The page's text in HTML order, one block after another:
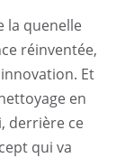
la quenelle
réinventée,
Et
en
derrière ce
qui va